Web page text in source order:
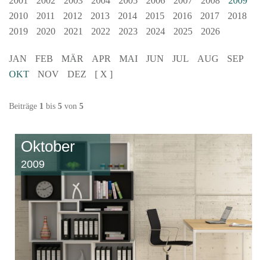
2010
2011 2012 2013 2014 2015 2016 2017
2018
2019
2020 2021 2022 2023 2024 2025 2026
JAN FEB MÄR APR MAI JUN JUL AUG
SEP
OKT
NOV DEZ [ X ]
Beiträge 1 bis 5 von 5
Oktober
2009